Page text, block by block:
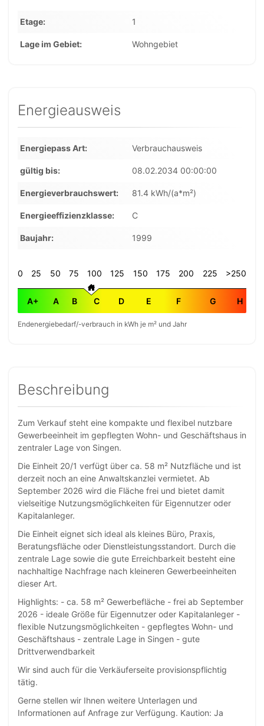
Etage 1
Lage im Gebiet Wohngebiet
Energieausweis
Energiepass Art Verbrauchausweis
gültig bis 08.02.2034 00:00:00
Energieverbrauchswert 81.4 kWh/(a*m²)
Energieeffizienzklasse C
Baujahr 1999
0 25 50 75 100 125 150 175 200 225 >250
A+ A B C D E F G H
Endenergiebedarf/-verbrauch in kWh je m² und Jahr
Beschreibung
Zum Verkauf steht eine kompakte und flexibel nutzbare
Gewerbeeinheit im gepflegten Wohn- und Geschäftshaus in
zentraler Lage von Singen.
Die Einheit 20/1 verfügt über ca. 58 m² Nutzfläche und ist
derzeit noch an eine Anwaltskanzlei vermietet. Ab
September 2026 wird die Fläche frei und bietet damit
vielseitige Nutzungsmöglichkeiten für Eigennutzer oder
Kapitalanleger.
Die Einheit eignet sich ideal als kleines Büro, Praxis,
Beratungsfläche oder Dienstleistungsstandort. Durch die
zentrale Lage sowie die gute Erreichbarkeit besteht eine
nachhaltige Nachfrage nach kleineren Gewerbeeinheiten
dieser Art.
Highlights: - ca. 58 m² Gewerbefläche - frei ab September
2026 - ideale Größe für Eigennutzer oder Kapitalanleger -
flexible Nutzungsmöglichkeiten - gepflegtes Wohn- und
Geschäftshaus - zentrale Lage in Singen - gute
Drittverwendbarkeit
Wir sind auch für die Verkäuferseite provisionspflichtig
tätig.
Gerne stellen wir Ihnen weitere Unterlagen und
Informationen auf Anfrage zur Verfügung. Kaution: Ja